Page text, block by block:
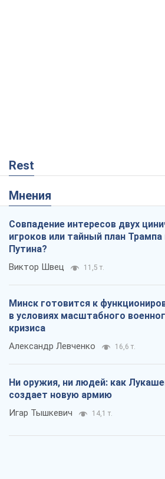
Rest
Мнения
Совпадение интересов двух
игроков или тайный план Трампа
Путина?
Виктор Швец 11,5 т.
Минск готовится к
в условиях масштабного
кризиса
Александр Левченко 16,6 т.
Ни оружия, ни людей: как
создает новую армию
Игар Тышкевич 14,1 т.